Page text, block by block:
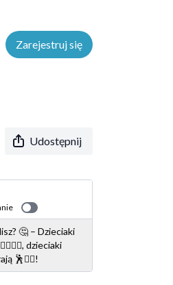
Zarejestruj się
Udostępnij
🤔 – Dzieciaki
dzieciaki
🕺🤸‍♀️!